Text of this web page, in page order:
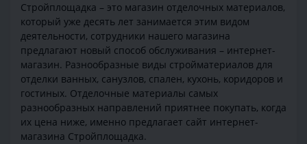
Стройплощадка – это магазин отделочных материалов,
который уже десять лет занимается этим видом
деятельности, сотрудники нашего магазина
предлагают новый способ обслуживания – интернет-
магазин. Разнообразные виды стройматериалов для
отделки ванных, санузлов, спален, кухонь, коридоров и
гостиных. Отделочные материалы самых
разнообразных направлений приятнее покупать, когда
их цена ниже, именно предлагает сайт интернет-
магазина Стройплощадка.